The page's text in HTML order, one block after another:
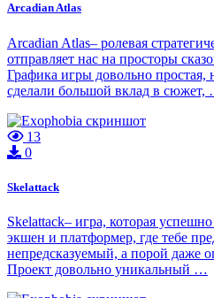
Arcadian Atlas
Arcadian Atlas– ролевая
отправляет нас на просторы
Графика игры довольно простая,
сделали большой вклад в сюжет,
13
0
Skelattack
Skelattack– игра, которая
экшен и платформер, где тебе
непредсказуемый, а порой даже
Проект довольно уникальный …